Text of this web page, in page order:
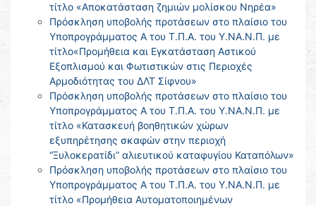
τίτλο «Αποκατάσταση ζημιών μολίσκου Νηρέα»
Πρόσκληση υποβολής προτάσεων στο πλαίσιο του
Υποπρογράμματος Α του Τ.Π.Α. του Υ.ΝΑ.Ν.Π. με
τίτλο«Προμήθεια και Εγκατάσταση Αστικού
Εξοπλισμού και Φωτιστικών στις Περιοχές
Αρμοδιότητας του ΔΛΤ Σίφνου»
Πρόσκληση υποβολής προτάσεων στο πλαίσιο του
Υποπρογράμματος Α του Τ.Π.Α. του Υ.ΝΑ.Ν.Π. με
τίτλο «Κατασκευή βοηθητικών χώρων
εξυπηρέτησης σκαφών στην περιοχή
“Ξυλοκερατίδι” αλιευτικού καταφυγίου Καταπόλων»
Πρόσκληση υποβολής προτάσεων στο πλαίσιο του
Υποπρογράμματος Α του Τ.Π.Α. του Υ.ΝΑ.Ν.Π. με
τίτλο «Προμήθεια Αυτοματοποιημένων